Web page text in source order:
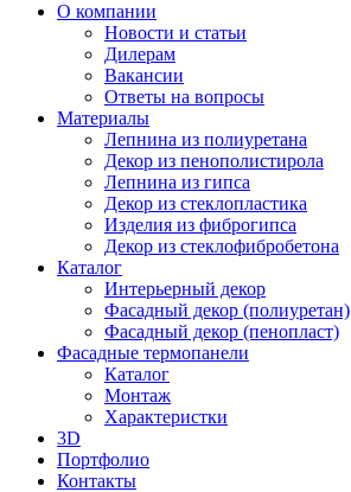
О компании
Новости и статьи
Дилерам
Вакансии
Ответы на вопросы
Материалы
Лепнина из полиуретана
Декор из пенополистирола
Лепнина из гипса
Декор из стеклопластика
Изделия из фиброгипса
Декор из стеклофибробетона
Каталог
Интерьерный декор
Фасадный декор (полиуретан)
Фасадный декор (пенопласт)
Фасадные термопанели
Каталог
Монтаж
Характеристки
3D
Портфолио
Контакты